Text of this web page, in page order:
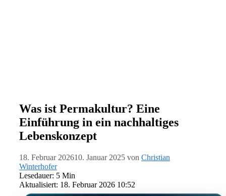
Was ist Permakultur? Eine
Einführung in ein nachhaltiges
Lebenskonzept
18. Februar 202610. Januar 2025 von Christian
Winterhofer
Lesedauer: 5 Min
Aktualisiert: 18. Februar 2026 10:52